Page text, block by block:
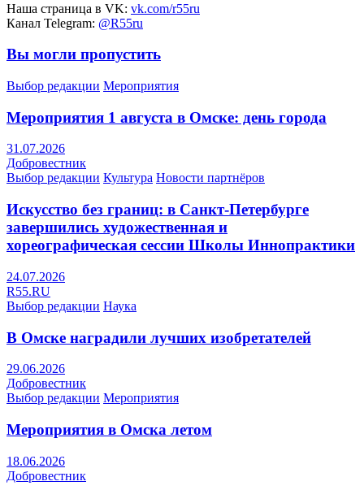
Наша страница в VK: vk.com/r55ru
Канал Telegram: @R55ru
Вы могли пропустить
Выбор редакции Мероприятия
Мероприятия 1 августа в Омске: день города
31.07.2026
Добровестник
Выбор редакции Культура Новости партнёров
Искусство без границ: в Санкт-Петербурге
завершились художественная и
хореографическая сессии Школы Иннопрактики
24.07.2026
R55.RU
Выбор редакции Наука
В Омске наградили лучших изобретателей
29.06.2026
Добровестник
Выбор редакции Мероприятия
Мероприятия в Омска летом
18.06.2026
Добровестник